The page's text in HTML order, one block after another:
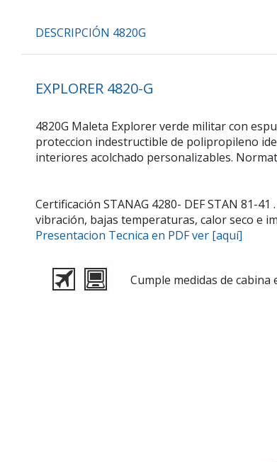
DESCRIPCIÓN 4820G
EXPLORER 4820-G
4820G Maleta Explorer verde militar con
proteccion indestructible de polipropileno
interiores acolchado personalizables.
Certificación STANAG 4280- DEF STAN 81-
vibración, bajas temperaturas, calor seco e
Presentacion Tecnica en PDF ver [aquí]
Cumple medidas de